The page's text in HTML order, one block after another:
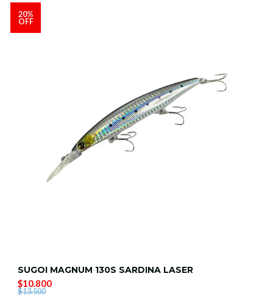
20%
OFF
SUGOI MAGNUM 130S SARDINA LASER
$10.800
$13.500